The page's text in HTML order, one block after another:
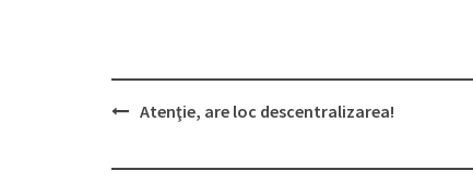
navigation
Atenţie, are loc descentralizarea!